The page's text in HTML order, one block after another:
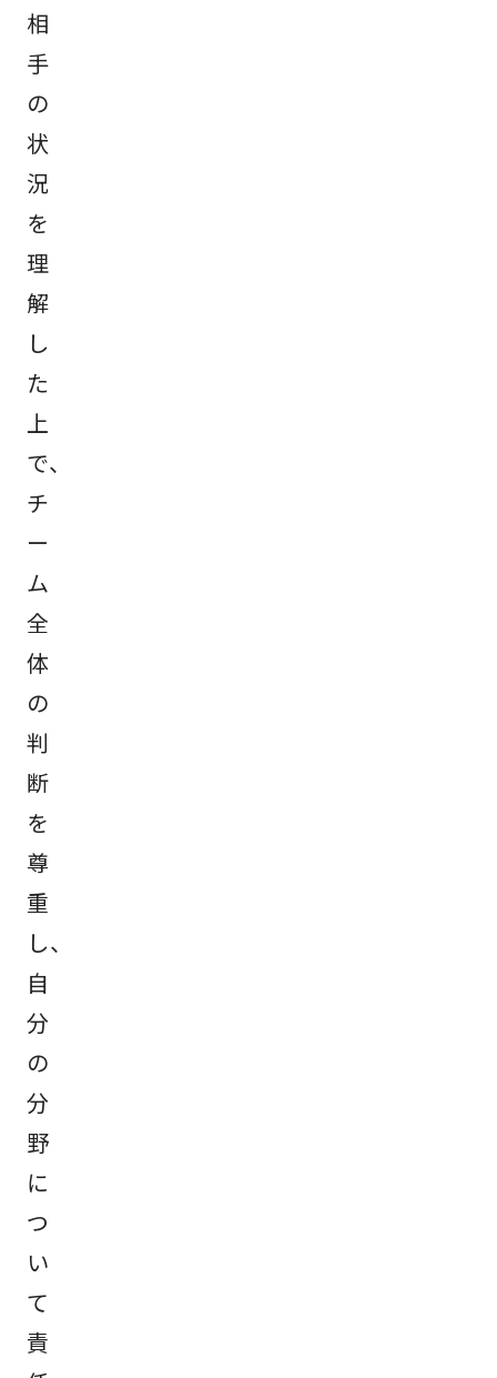
相
手
の
状
況
を
理
解
し
た
上
で、
チ
ー
ム
全
体
の
判
断
を
尊
重
し、
自
分
の
分
野
に
つ
い
て
責